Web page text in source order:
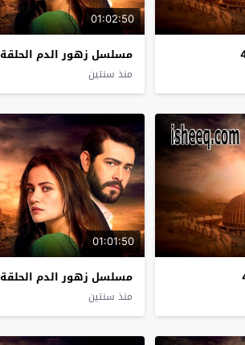
01:02:50
مسلسل زهور الدم الحلقة 419
منذ سنتين
01:01:50
مسلسل زهور الدم الحلقة 415
منذ سنتين